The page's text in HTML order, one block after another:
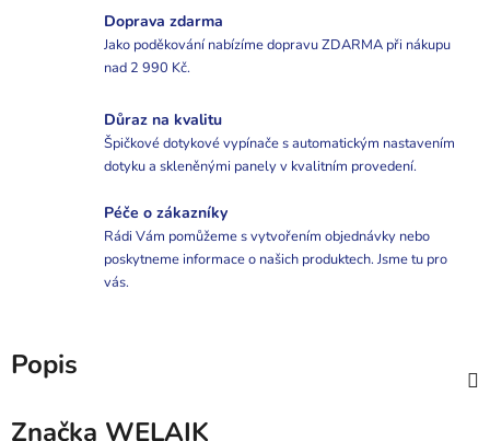
Doprava zdarma
Jako poděkování nabízíme dopravu ZDARMA při nákupu
nad 2 990 Kč.
Důraz na kvalitu
Špičkové dotykové vypínače s automatickým nastavením
dotyku a skleněnými panely v kvalitním provedení.
Péče o zákazníky
Rádi Vám pomůžeme s vytvořením objednávky nebo
poskytneme informace o našich produktech. Jsme tu pro
vás.
Popis
Značka WELAIK